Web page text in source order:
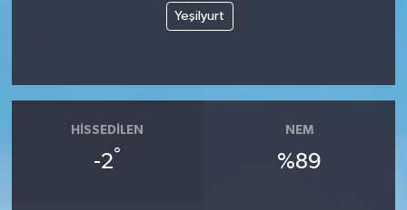
Yeşilyurt
HISSEDILEN
-2°
NEM
%89